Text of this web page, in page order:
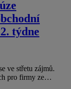
týdne
ve střetu zájmů.
pro firmy ze…